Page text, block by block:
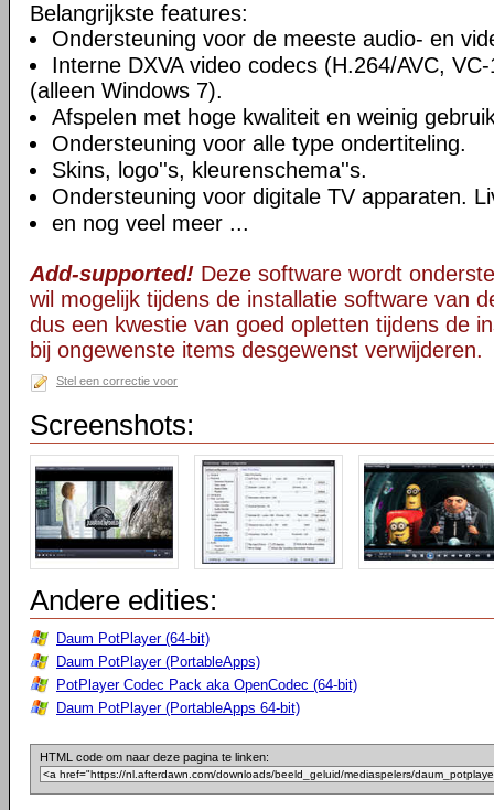
Belangrijkste features:
Ondersteuning voor de meeste audio- en
Interne DXVA video codecs (H.264/AVC,
(alleen Windows 7).
Afspelen met hoge kwaliteit en weinig
Ondersteuning voor alle type ondertiteling.
Skins, logo''s, kleurenschema''s.
Ondersteuning voor digitale TV apparaten.
en nog veel meer ...
Add-supported! Deze software wordt
wil mogelijk tijdens de installatie software van
dus een kwestie van goed opletten tijdens de
bij ongewenste items desgewenst verwijderen.
Stel een correctie voor
Screenshots:
Andere edities:
Daum PotPlayer (64-bit)
Daum PotPlayer (PortableApps)
PotPlayer Codec Pack aka OpenCodec (64-bit)
Daum PotPlayer (PortableApps 64-bit)
HTML code om naar deze pagina te linken: